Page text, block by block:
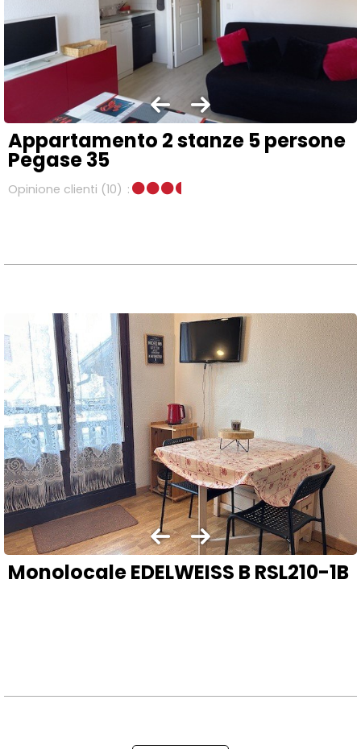
Appartamento 2 stanze 5 persone
Pegase 35
Opinione clienti (10)
Monolocale EDELWEISS B RSL210-1B